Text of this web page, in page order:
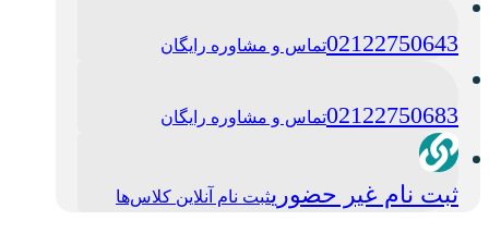
02122750643تماس و مشاوره رایگان
02122750683تماس و مشاوره رایگان
ثبت نام غیر حضوریثبت نام آنلاین کلاس‌ها